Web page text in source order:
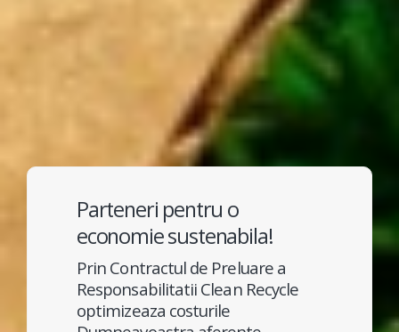
Parteneri pentru o
economie sustenabila!
Prin Contractul de Preluare a
Responsabilitatii Clean Recycle
optimizeaza costurile